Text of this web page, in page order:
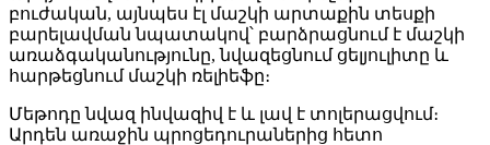
բուժական, այնպես էլ մաշկի արտաքին տեսքի
բարելավման նպատակով՝ բարձրացնում է մաշկի
առաձգականությունը, նվազեցնում ցելյուլիտը և
հարթեցնում մաշկի ռելիեֆը։
Մեթոդը նվազ ինվազիվ է և լավ է տոլերացվում։
Արդեն առաջին պրոցեդուրաներից հետո